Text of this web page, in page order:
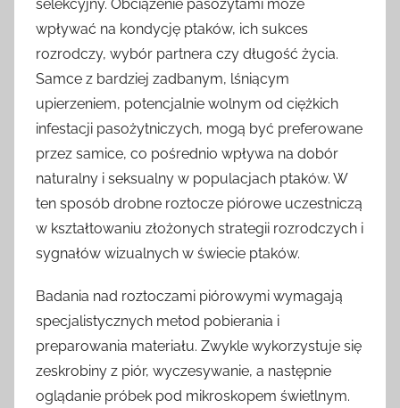
selekcyjny. Obciążenie pasożytami może
wpływać na kondycję ptaków, ich sukces
rozrodczy, wybór partnera czy długość życia.
Samce z bardziej zadbanym, lśniącym
upierzeniem, potencjalnie wolnym od ciężkich
infestacji pasożytniczych, mogą być preferowane
przez samice, co pośrednio wpływa na dobór
naturalny i seksualny w populacjach ptaków. W
ten sposób drobne roztocze piórowe uczestniczą
w kształtowaniu złożonych strategii rozrodczych i
sygnałów wizualnych w świecie ptaków.
Badania nad roztoczami piórowymi wymagają
specjalistycznych metod pobierania i
preparowania materiału. Zwykle wykorzystuje się
zeskrobiny z piór, wyczesywanie, a następnie
oglądanie próbek pod mikroskopem świetlnym.